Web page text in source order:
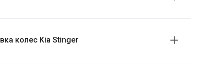
колес Kia Stinger